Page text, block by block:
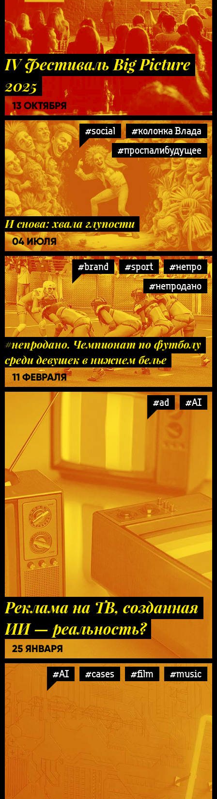
IV Фестиваль Big Picture
2025
13 ОКТЯБРЯ
#social
#колонка Влада
#проспалибудущее
И снова: хвала глупости
04 ИЮЛЯ
#brand #sport
#непро
#непродано
#непродано. Чемпионат по футболу
среди девушек в нижнем белье
11 ФЕВРАЛЯ
#ad #AI
Реклама на ТВ, созданная
ИИ — реальность?
25 ЯНВАРЯ
#AI #cases #film #music